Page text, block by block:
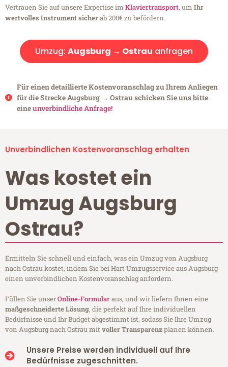
Vertrauen Sie auf unsere Expertise im Klaviertransport, um Ihr
wertvolles Instrument sicherab 200€ zu befördern.
Umzug: Augsburg → Ostrau anfragen
Für einen detaillierte Kostenvoranschlag zu Ihrem Anliegen
für die Strecke Augsburg → Ostrau schicken Sie uns bitte
eineunverbindliche Anfrage!
Unverbindlichen Kostenvoranschlag erhalten
Was kostet ein
Umzug Augsburg
Ostrau?
Ermitteln Sie schnell und einfach, was ein Umzug von Augsburg
nach Ostrau kostet, indem Sie bei Hart Umzugsservice aus Augsburg
einen unverbindlichen Kostenvoranschlag anfordern.
Füllen Sie unserOnline-Formularaus, und wir liefern Ihnen eine
maßgeschneiderte Lösung, die perfekt auf Ihre individuellen
Bedürfnisse und Ihr Budget abgestimmt ist, sodass Sie Ihre Umzug
von Augsburg nach Ostrau mitvoller Transparenzplanen können.
Unsere Preise werden individuell auf Ihre
Bedürfnisse zugeschnitten.